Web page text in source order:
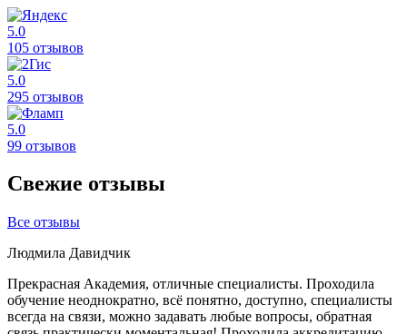
5.0
105 отзывов
5.0
295 отзывов
5.0
99 отзывов
Свежие отзывы
Все отзывы
Людмила Давидчик
Прекрасная Академия, отличные специалисты. Проходила
обучение неоднократно, всё понятно, доступно, специалисты
всегда на связи, можно задавать любые вопросы, обратная